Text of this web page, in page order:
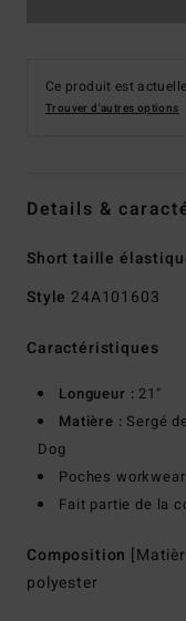
Ce produit est
Trouver d'autres options
Details &
Short taille
Style 24A101603
Caractéristiques
Longueur : 21"
Matière : Sergé
Dog
Poches workwear
Fait partie de la
Composition
polyester